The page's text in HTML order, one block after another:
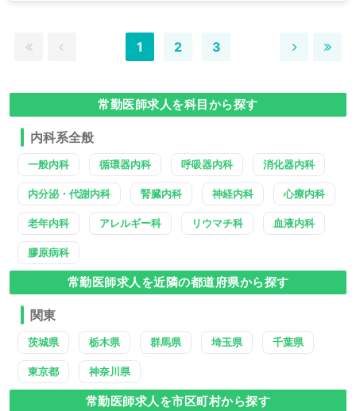
1 2 3
常勤医師求人を科目から探す
内科系全般
一般内科 循環器内科 呼吸器内科 消化器内科
内分泌・代謝内科 腎臓内科 神経内科 心療内科
老年内科 アレルギー科 リウマチ科 血液内科
膠原病科
常勤医師求人を近隣の都道府県から探す
関東
茨城県 栃木県 群馬県 埼玉県 千葉県
東京都 神奈川県
常勤医師求人を市区町村から探す